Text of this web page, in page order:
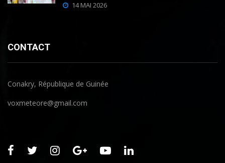
14 MAI 2026
CONTACT
Conakry, République de Guinée
voxmeteore@gmail.com